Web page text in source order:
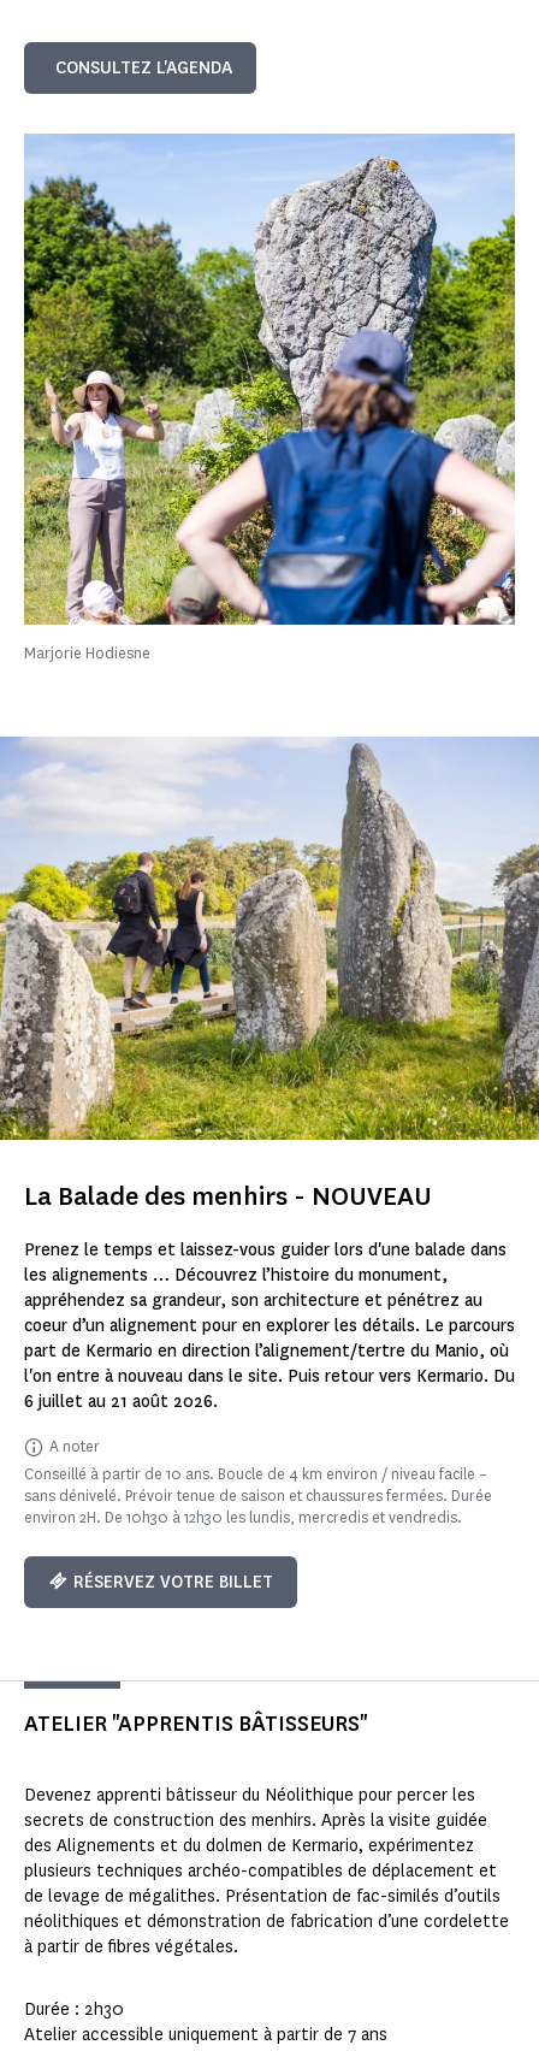
CONSULTEZ L'AGENDA
Marjorie Hodiesne
La Balade des menhirs - NOUVEAU
Prenez le temps et laissez-vous guider lors d'une balade dans
les alignements … Découvrez l’histoire du monument,
appréhendez sa grandeur, son architecture et pénétrez au
coeur d’un alignement pour en explorer les détails. Le parcours
part de Kermario en direction l’alignement/tertre du Manio, où
l'on entre à nouveau dans le site. Puis retour vers Kermario. Du
6 juillet au 21 août 2026.
A noter
Conseillé à partir de 10 ans. Boucle de 4 km environ / niveau facile –
sans dénivelé. Prévoir tenue de saison et chaussures fermées. Durée
environ 2H. De 10h30 à 12h30 les lundis, mercredis et vendredis.
RÉSERVEZ VOTRE BILLET
ATELIER "APPRENTIS BÂTISSEURS"
Devenez apprenti bâtisseur du Néolithique pour percer les
secrets de construction des menhirs. Après la visite guidée
des Alignements et du dolmen de Kermario, expérimentez
plusieurs techniques archéo-compatibles de déplacement et
de levage de mégalithes. Présentation de fac-similés d’outils
néolithiques et démonstration de fabrication d’une cordelette
à partir de fibres végétales.
Durée : 2h30
Atelier accessible uniquement à partir de 7 ans